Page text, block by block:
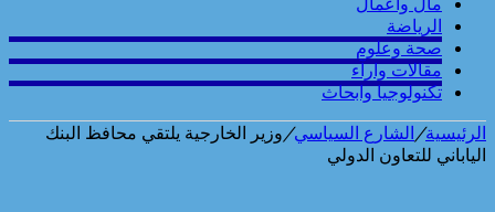
الرياضة
صحة وعلوم
مقالات وارآء
تكنولوجيا وابحاث
الرئيسية/الشارع السياسي/وزير الخارجية يلتقي محافظ البنك
الياباني للتعاون الدولي